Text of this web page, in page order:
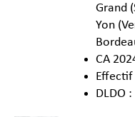
Grand
Yon
CA
Effectif
DLDO